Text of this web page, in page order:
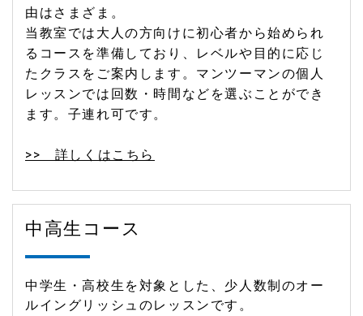
由はさまざま。
当教室では大人の方向けに初心者から始められ
るコースを準備しており、レベルや目的に応じ
たクラスをご案内します。マンツーマンの個人
レッスンでは回数・時間などを選ぶことができ
ます。子連れ可です。
>> 詳しくはこちら
中高生コース
中学生・高校生を対象とした、少人数制のオー
ルイングリッシュのレッスンです。